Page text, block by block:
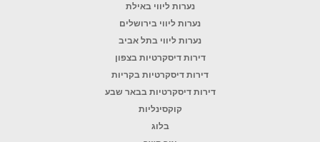
נערות ליווי באילת
נערות ליווי בירושלים
נערות ליווי בתל אביב
דירות דיסקרטיות בצפון
דירות דיסקרטיות בקריות
דירות דיסקרטיות בבאר שבע
קוקסינליות
בלוג